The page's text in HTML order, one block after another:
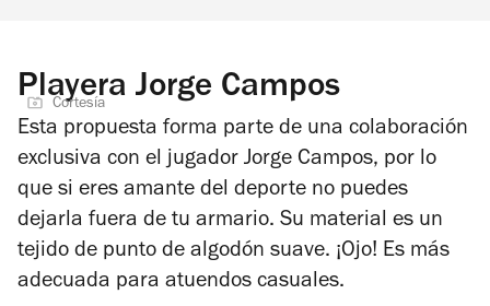
Playera Jorge Campos
Cortesía
Esta propuesta forma parte de una colaboración
exclusiva con el jugador Jorge Campos, por lo
que si eres amante del deporte no puedes
dejarla fuera de tu armario. Su material es un
tejido de punto de algodón suave. ¡Ojo! Es más
adecuada para atuendos casuales.